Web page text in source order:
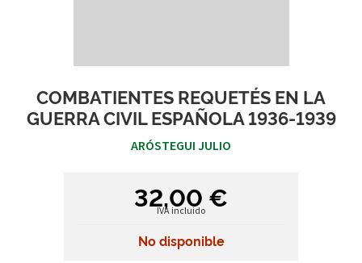
COMBATIENTES REQUETÉS EN LA
GUERRA CIVIL ESPAÑOLA 1936-1939
ARÓSTEGUI JULIO
32,00 €
IVA incluido
No disponible